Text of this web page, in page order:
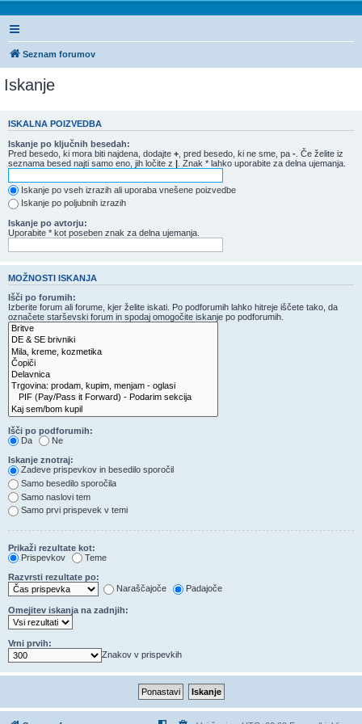
Seznam forumov
Iskanje
ISKALNA POIZVEDBA
Iskanje po ključnih besedah:
Pred besedo, ki mora biti najdena, dodajte + , pred besedo, ki ne sme, pa - . Če želite iz
seznama besed najti samo eno, jih ločite z | . Znak * lahko uporabite za delna ujemanja.
Iskanje po vseh izrazih ali uporaba vnešene poizvedbe
Iskanje po poljubnih izrazih
Iskanje po avtorju:
Uporabite * kot poseben znak za delna ujemanja.
MOŽNOSTI ISKANJA
Išči po forumih:
Izberite forum ali forume, kjer želite iskati. Po podforumih lahko hitreje iščete tako, da
označete starševski forum in spodaj omogočite iskanje po podforumih.
Išči po podforumih:
Da
Ne
Iskanje znotraj:
Zadeve prispevkov in besedilo sporočil
Samo besedilo sporočila
Samo naslovi tem
Samo prvi prispevek v temi
Prikaži rezultate kot:
Prispevkov
Teme
Razvrsti rezultate po:
Naraščajoče
Padajoče
Omejitev iskanja na zadnjih:
Vrni prvih:
Znakov v prispevkih